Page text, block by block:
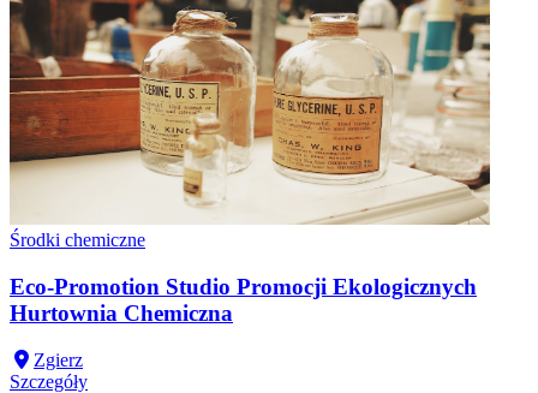
Środki chemiczne
Eco-Promotion Studio Promocji Ekologicznych
Hurtownia Chemiczna
Zgierz
Szczegóły